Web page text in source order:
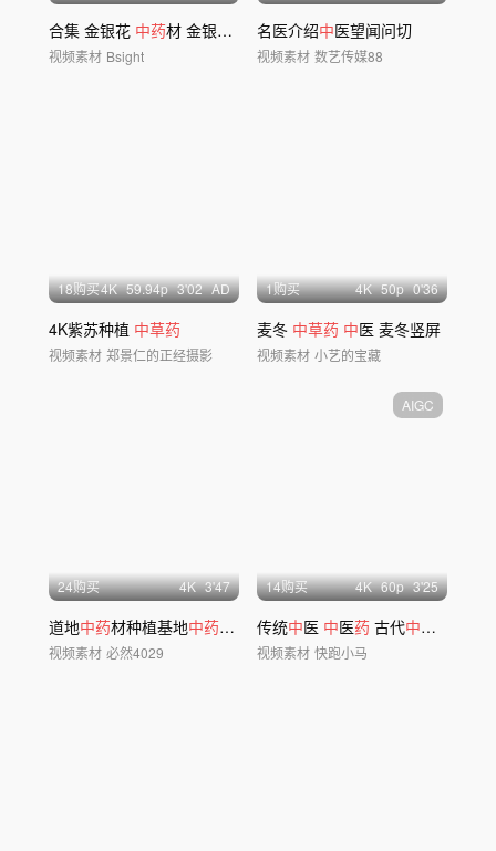
合集 金银花 中药材 金银花种植乡村振兴
视频素材 Bsight
名医介绍中医望闻问切
视频素材 数艺传媒88
18购买4K 59.94p 3'02 AD
4K紫苏种植 中草药
视频素材 郑景仁的正经摄影
1购买 4K 50p 0'36
麦冬 中草药 中医 麦冬竖屏
视频素材 小艺的宝藏
24购买 4K 3'47
道地中药材种植基地中药生产线加工包装车间
视频素材 必然4029
AIGC
14购买 4K 60p 3'25
传统中医 中医药 古代中医 把脉 针
视频素材 快跑小马